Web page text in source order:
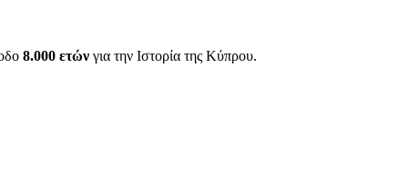
8.000 ετών για την Ιστορία της Κύπρου.